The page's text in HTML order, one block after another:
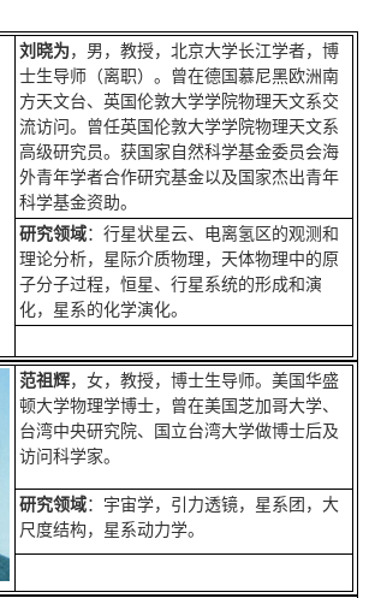
刘晓为，男，教授，北京大学长江学者，博
士生导师（离职）。曾在德国慕尼黑欧洲南
方天文台、英国伦敦大学学院物理天文系交
流访问。曾任英国伦敦大学学院物理天文系
高级研究员。获国家自然科学基金委员会海
外青年学者合作研究基金以及国家杰出青年
科学基金资助。
研究领域：行星状星云、电离氢区的观测和
理论分析，星际介质物理，天体物理中的原
子分子过程，恒星、行星系统的形成和演
化，星系的化学演化。
范祖辉，女，教授，博士生导师。美国华盛
顿大学物理学博士，曾在美国芝加哥大学、
台湾中央研究院、国立台湾大学做博士后及
访问科学家。
研究领域：宇宙学，引力透镜，星系团，大
尺度结构，星系动力学。